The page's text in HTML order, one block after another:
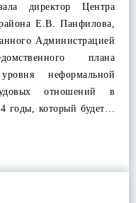
директор Центра
района Е.В. Панфилова,
Администрацией
плана
неформальной
отношений в
годы, который будет…